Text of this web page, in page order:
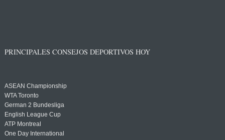
PRINCIPALES CONSEJOS DEPORTIVOS HOY
ASEAN Championship
WTA Toronto
German 2 Bundesliga
English League Cup
ATP Montreal
One Day International